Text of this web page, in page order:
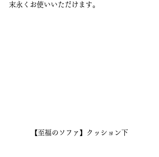
末永くお使いいただけます。
【至福のソファ】クッション下